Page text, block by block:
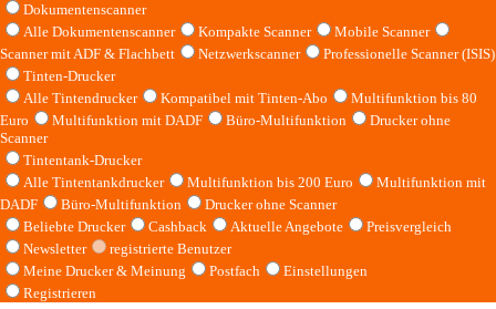
Dokumentenscanner
Alle Dokumentenscanner
Kompakte Scanner
Mobile Scanner
Scanner mit ADF & Flachbett
Netzwerkscanner
Professionelle Scanner (ISIS)
Tinten-Drucker
Alle Tintendrucker
Kompatibel mit Tinten-Abo
Multifunktion bis 80
Euro
Multifunktion mit DADF Büro-Multifunktion
Drucker ohne
Scanner
Tintentank-Drucker
Alle Tintentankdrucker
Multifunktion bis 200 Euro
Multifunktion mit
DADF
Büro-Multifunktion
Drucker ohne Scanner
Beliebte Drucker
Cashback Aktuelle Angebote
Preisvergleich
Newsletter
registrierte Benutzer
Meine Drucker & Meinung
Postfach
Einstellungen
Registrieren